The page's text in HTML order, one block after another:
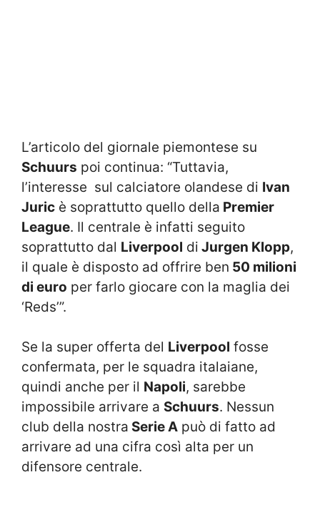
L’articolo del giornale piemontese su
Schuurs poi continua: “Tuttavia,
l’interesse sul calciatore olandese di Ivan
Juric è soprattutto quello della Premier
League. Il centrale è infatti seguito
soprattutto dal Liverpool di Jurgen Klopp,
il quale è disposto ad offrire ben 50 milioni
di euro per farlo giocare con la maglia dei
‘Reds’”.
Se la super offerta del Liverpool fosse
confermata, per le squadra italaiane,
quindi anche per il Napoli, sarebbe
impossibile arrivare a Schuurs. Nessun
club della nostra Serie A può di fatto ad
arrivare ad una cifra così alta per un
difensore centrale.